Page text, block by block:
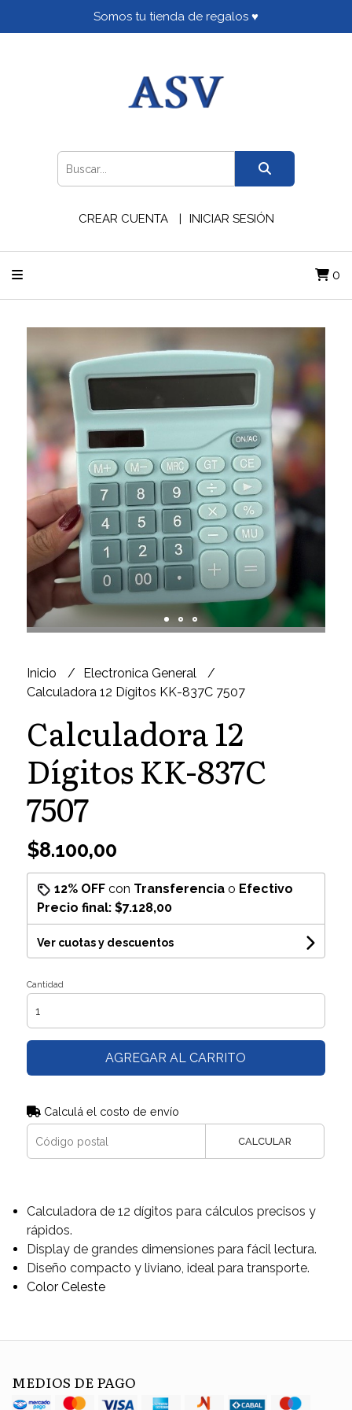
Somos tu tienda de regalos ♥
CREAR CUENTA INICIAR SESIÓN
0
Inicio
Electronica General
Calculadora 12 Dígitos KK-837C 7507
Calculadora 12
Dígitos KK-837C
7507
$8.100,00
12% OFFcon Transferenciao Efectivo
Precio final: $7.128,00
Ver cuotas y descuentos
Cantidad
AGREGAR AL CARRITO
Calculá el costo de envío
CALCULAR
Calculadora de 12 dígitos para cálculos precisos y
rápidos.
Display de grandes dimensiones para fácil lectura.
Diseño compacto y liviano, ideal para transporte.
Color Celeste
MEDIOS DE PAGO